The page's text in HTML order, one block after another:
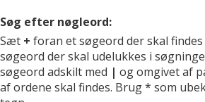
Søg efter nøgleord:
Sæt + foran et søgeord der skal
søgeord der skal udelukkes i
søgeord adskilt med | og omgivet af
af ordene skal findes. Brug * som